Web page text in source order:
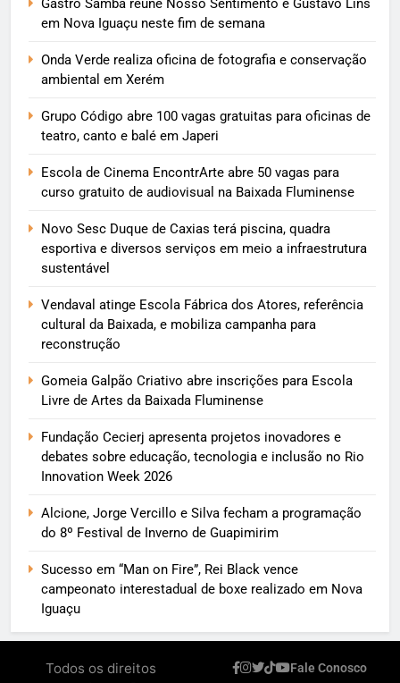
Gastro Samba reúne Nosso Sentimento e Gustavo Lins
em Nova Iguaçu neste fim de semana
Onda Verde realiza oficina de fotografia e conservação
ambiental em Xerém
Grupo Código abre 100 vagas gratuitas para oficinas de
teatro, canto e balé em Japeri
Escola de Cinema EncontrArte abre 50 vagas para
curso gratuito de audiovisual na Baixada Fluminense
Novo Sesc Duque de Caxias terá piscina, quadra
esportiva e diversos serviços em meio a infraestrutura
sustentável
Vendaval atinge Escola Fábrica dos Atores, referência
cultural da Baixada, e mobiliza campanha para
reconstrução
Gomeia Galpão Criativo abre inscrições para Escola
Livre de Artes da Baixada Fluminense
Fundação Cecierj apresenta projetos inovadores e
debates sobre educação, tecnologia e inclusão no Rio
Innovation Week 2026
Alcione, Jorge Vercillo e Silva fecham a programação
do 8º Festival de Inverno de Guapimirim
Sucesso em “Man on Fire”, Rei Black vence
campeonato interestadual de boxe realizado em Nova
Iguaçu
Todos os direitos
Fale Conosco